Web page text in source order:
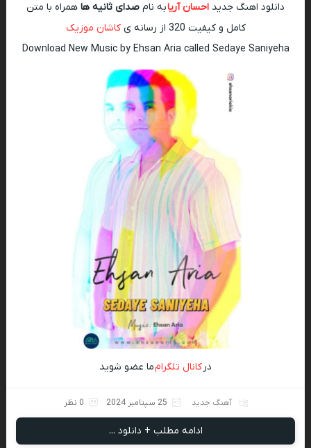
دانلود اهنگ جدید احسان آریابه نام صدای ثانیه ها همراه با متن
کامل و کیفیت 320 از رسانه ی
کاشان موزیک
Download New Music by Ehsan Aria called Sedaye Saniyeha
درکانال تلگرامما عضو شوید
آهنگ جدید 25 سپتامبر 2024 0 نظر
ادامه مطلب + دانلود ...